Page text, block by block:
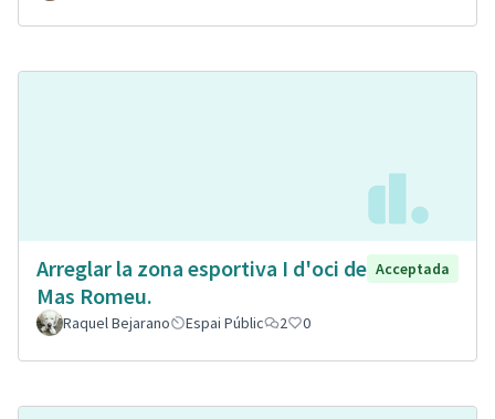
Arreglar la zona esportiva I d'oci de
Mas Romeu.
Acceptada
Raquel Bejarano Espai Públic 2 0